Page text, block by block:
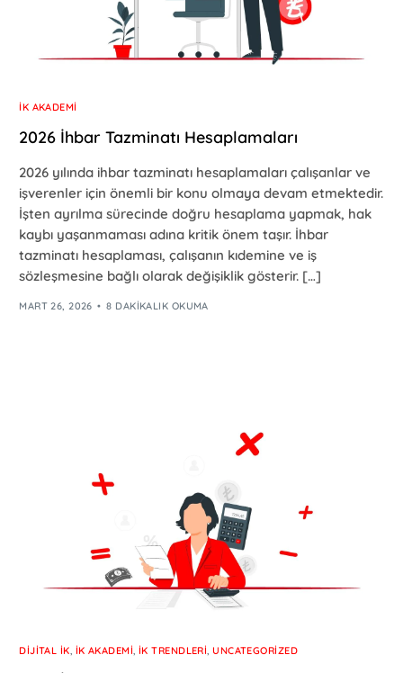
İK AKADEMI
2026 İhbar Tazminatı Hesaplamaları
2026 yılında ihbar tazminatı hesaplamaları çalışanlar ve
işverenler için önemli bir konu olmaya devam etmektedir.
İşten ayrılma sürecinde doğru hesaplama yapmak, hak
kaybı yaşanmaması adına kritik önem taşır. İhbar
tazminatı hesaplaması, çalışanın kıdemine ve iş
sözleşmesine bağlı olarak değişiklik gösterir. […]
MART 26, 2026 8 DAKIKALIK OKUMA
DIJITAL İK İK AKADEMI ,İK TRENDLERI ,UNCATEGORIZED